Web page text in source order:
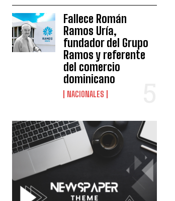
Fallece Román
Ramos Uría,
fundador del Grupo
Ramos y referente
del comercio
dominicano
NACIONALES